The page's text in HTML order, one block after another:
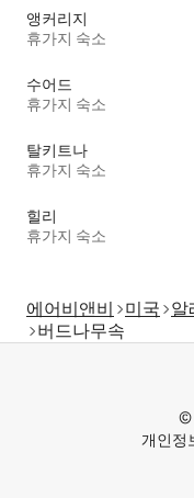
앵커리지
휴가지 숙소
수어드
휴가지 숙소
탈키트나
휴가지 숙소
힐리
휴가지 숙소
에어비앤비 미국 알
버드나무속
©
개인정